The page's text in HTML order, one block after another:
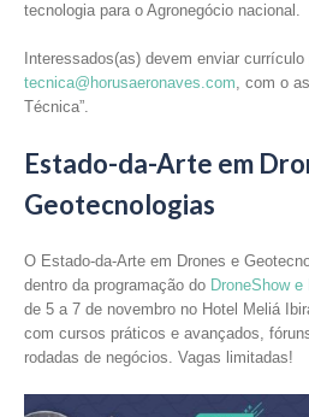
tecnologia para o Agronegócio nacional.
Interessados(as) devem enviar currículo
tecnica@horusaeronaves.com, com o
Técnica”.
Estado-da-Arte em
Geotecnologias
O Estado-da-Arte em Drones e
dentro da programação do DroneShow
de 5 a 7 de novembro no Hotel Meliá
com cursos práticos e avançados,
rodadas de negócios. Vagas limitadas!